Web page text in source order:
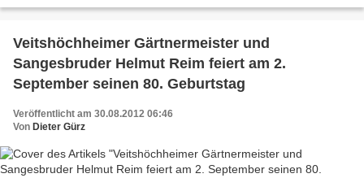
Veitshöchheimer Gärtnermeister und
Sangesbruder Helmut Reim feiert am 2.
September seinen 80. Geburtstag
Veröffentlicht am 30.08.2012 06:46
Von Dieter Gürz